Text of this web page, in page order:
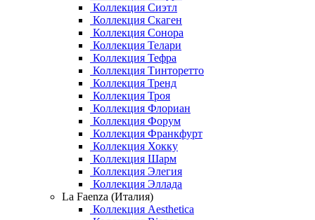
Коллекция Сиэтл
Коллекция Скаген
Коллекция Сонора
Коллекция Телари
Коллекция Тефра
Коллекция Тинторетто
Коллекция Тренд
Коллекция Троя
Коллекция Флориан
Коллекция Форум
Коллекция Франкфурт
Коллекция Хокку
Коллекция Шарм
Коллекция Элегия
Коллекция Эллада
La Faenza (Италия)
Коллекция Aesthetica